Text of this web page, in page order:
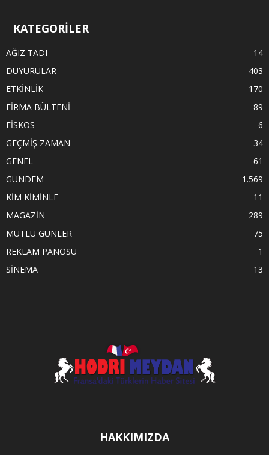
KATEGORİLER
AĞIZ TADI
14
DUYURULAR
403
ETKİNLİK
170
FİRMA BÜLTENİ
89
FİSKOS
6
GEÇMİŞ ZAMAN
34
GENEL
61
GÜNDEM
1.569
KİM KİMİNLE
11
MAGAZİN
289
MUTLU GÜNLER
75
REKLAM PANOSU
1
SİNEMA
13
HAKKIMIZDA